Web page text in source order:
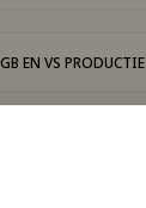
EN VS PRODUCTIE